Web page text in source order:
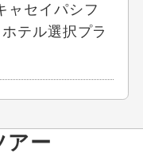
ャセイパシフ
テル選択プラ
アー